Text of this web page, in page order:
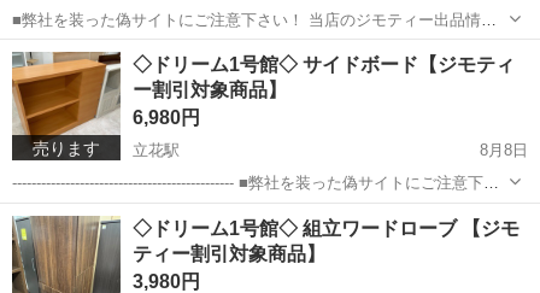
■弊社を装った偽サイトにご注意下さい！ 当店のジモティー出品情
報、画像が複数の偽サイトに転載されていることが確認されておりま
す。 これらのサイトに関しましては、当店とは一切関係がございませ
ん。 偽サイトへのアクセスや個...
兵庫 尼崎市 立花駅 キッチン家電 ドリーム
売ります
◇ドリーム1号館◇ サイドボード【ジモティ
ー割引対象商品】
6,980円
立花駅
8月8日
---------------------------------------------- ■弊社を装った偽サイトにご注意下さ
い！ 当店のジモティー出品情報、画像が複数の偽サイトに転載されて
いることが確認されております...
兵庫 尼崎市 立花駅 収納家具 店頭
◇ドリーム1号館◇ 組立ワードローブ 【ジモ
ティー割引対象商品】
3,980円